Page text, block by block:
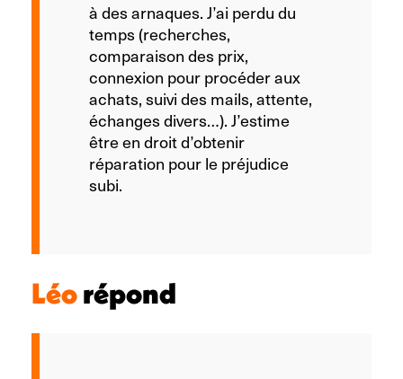
à des arnaques. J’ai perdu du
temps (recherches,
comparaison des prix,
connexion pour procéder aux
achats, suivi des mails, attente,
échanges divers…). J’estime
être en droit d’obtenir
réparation pour le préjudice
subi.
Léorépond